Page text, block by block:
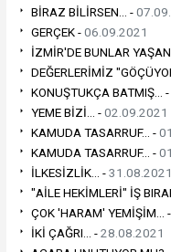
BİRAZ BİLİRSEN... -
GERÇEK -06.09.2021
İZMİR'DE BUNLAR
DEĞERLERİMİZ
KONUŞTUKÇA BATMIŞ... -
YEME BİZİ... -02.09.2021
KAMUDA TASARRUF... -
KAMUDA TASARRUF... -
İLKESİZLİK... -31.08.2021
"AİLE HEKİMLERİ" İŞ
ÇOK 'HARAM' YEMİŞİM... -
İKİ ÇAĞRI... -28.08.2021